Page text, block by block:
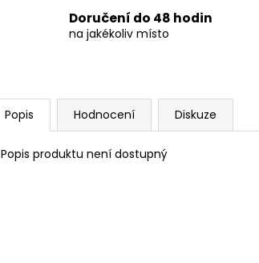
Doručení do 48 hodin
na jakékoliv místo
Popis Hodnocení Diskuze
Popis produktu není dostupný